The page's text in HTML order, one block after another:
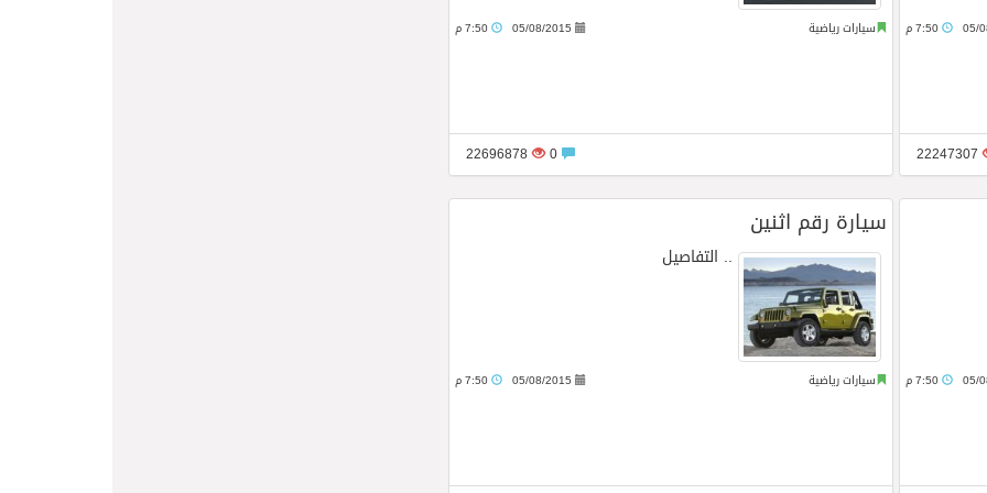
سيارات رياضية 05/08/2015
22696878
05/ 7:50 م
22247307
سيارة رقم اثنين
.. التفاصيل
سيارات رياضية 05/08/2015 05/ 7:50 م